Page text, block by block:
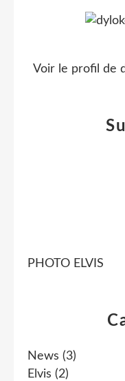
News (3)
Elvis (2)
PHOTO ELVIS
Voir le profil de